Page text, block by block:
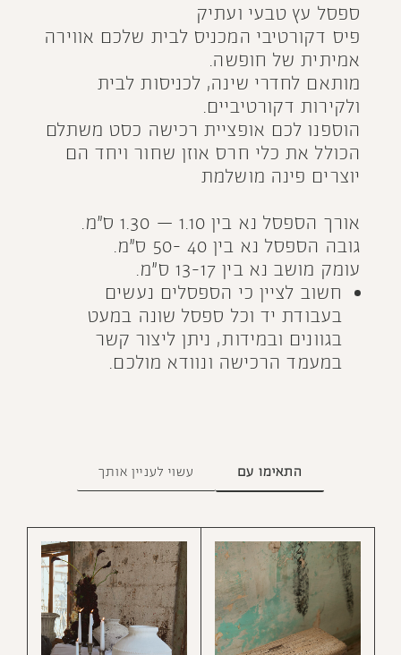
ספסל עץ טבעי ועתיק
פיס דקורטיבי המכניס לבית שלכם אווירה
אמיתית של חופשה.
מותאם לחדרי שינה, לכניסות לבית
ולקירות דקורטיביים.
הוספנו לכם אופציית רכישה כסט משתלם
הכולל את כלי חרס אוזן שחור ויחד הם
יוצרים פינה מושלמת
אורך הספסל נא בין 1.10 – 1.30 ס״מ.
גובה הספסל נא בין 40 -50 ס״מ.
עומק מושב נא בין 13-17 ס״מ.
חשוב לציין כי הספסלים נעשים
בעבודת יד וכל ספסל שונה במעט
בגוונים ובמידות, ניתן ליצור קשר
במעמד הרכישה ונוודא מולכם.
התאימו עם עשוי לעניין אותך